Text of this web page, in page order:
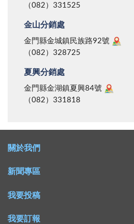
（082）331525
金山分銷處
金門縣金城鎮民族路92號
（082）328725
夏興分銷處
金門縣金湖鎮夏興84號
（082）331818
關於我們
新聞專區
我要投稿
我要訂報